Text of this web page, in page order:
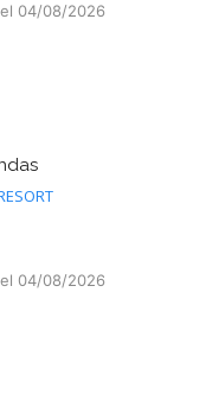
04/08/2026
04/08/2026